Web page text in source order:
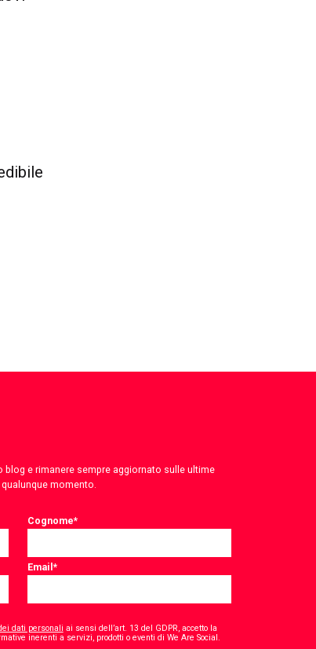
e rimanere sempre aggiornato sulle ultime
momento.
Cognome*
Email*
dati personali ai sensi dell’art. 13 del GDPR, accetto la
inerenti a servizi, prodotti o eventi di We Are Social.